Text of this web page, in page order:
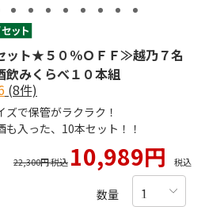
ット★５０％ＯＦＦ≫越乃７名
飲みくらべ１０本組
(8件)
ズで保管がラクラク！
も入った、10本セット！！
22,300円 税込 10,989円 税込
数量